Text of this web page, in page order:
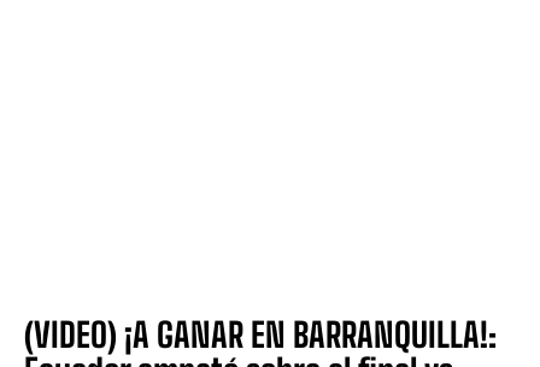
(VIDEO) ¡A GANAR EN BARRANQUILLA!: